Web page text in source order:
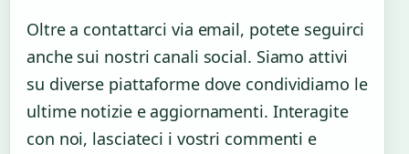
Oltre a contattarci via email, potete seguirci
anche sui nostri canali social. Siamo attivi
su diverse piattaforme dove condividiamo le
ultime notizie e aggiornamenti. Interagite
con noi, lasciateci i vostri commenti e